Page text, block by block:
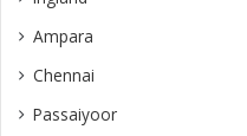
Ampara
Chennai
Passaiyoor